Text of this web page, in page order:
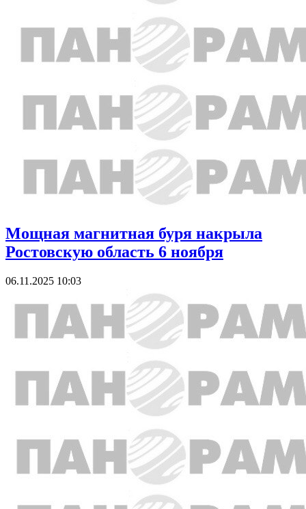
Мощная магнитная буря накрыла
Ростовскую область 6 ноября
06.11.2025 10:03